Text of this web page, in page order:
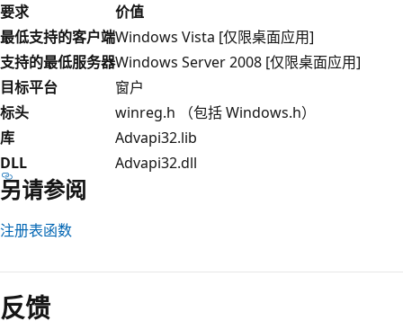
要求
价值
最低支持的客户端Windows Vista [仅限桌面应用]
支持的最低服务器Windows Server 2008 [仅限桌面应用]
目标平台
窗户
标头
winreg.h （包括 Windows.h）
库
Advapi32.lib
DLL
Advapi32.dll
另请参阅
注册表函数
反馈